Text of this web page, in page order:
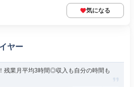
気になる
ヤー
残業月平均3時間◎収入も自分の時間も